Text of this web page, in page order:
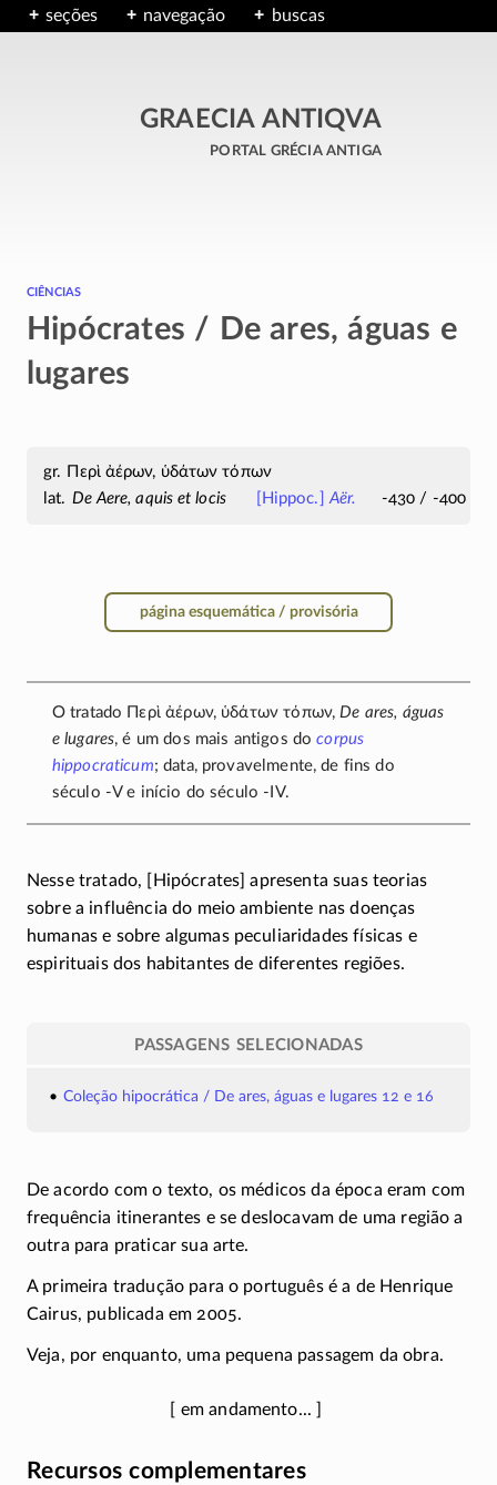
seções navegação buscas
GRAECIA ANTIQVA
portal grécia antiga
ciências
Hipócrates / De ares, águas e
lugares
Περὶ ἀέρων, ὑδάτων τόπων
De Aere, aquis et locis
[Hippoc.] Aër. -430 / -400
página esquemática / provisória
O tratado Περὶ ἀέρων, ὑδάτων τόπων, De ares, águas
e lugares, é um dos mais antigos docorpus
hippocraticum; data, provavelmente, de fins do
século -Ve início do século -IV.
Nesse tratado, [Hipócrates] apresenta suas teorias
sobre a influência do meio ambiente nas doenças
humanas e sobre algumas peculiaridades físicas e
espirituais dos habitantes de diferentes regiões.
PASSAGENS SELECIONADAS
Coleção hipocrática / De ares, águas e lugares 12 e 16
De acordo com o texto, os médicos da época eram com
frequência itinerantes e se deslocavam de uma região a
outra para praticar sua arte.
A primeira tradução para o português é a de Henrique
Cairus, publicada em 2005.
Veja, por enquanto, uma pequena passagem da obra.
Recursos complementares